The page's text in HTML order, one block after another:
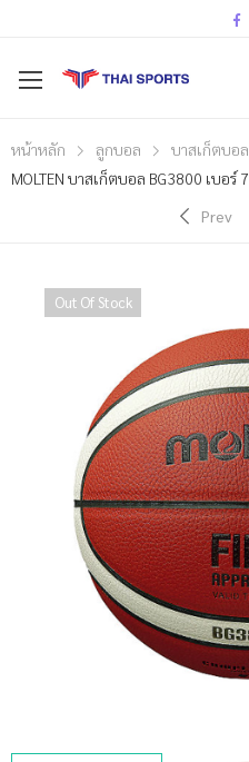
หน้าหลัก ลูกบอล
บาสเก็ตบอล
MOLTEN บาสเก็ตบอล BG3800 เบอร์ 7
Prev
Out Of Stock